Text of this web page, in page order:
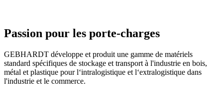
Passion pour les porte-charges
GEBHARDT développe et produit une gamme de matériels
standard spécifiques de stockage et transport à l'industrie en bois,
métal et plastique pour l‘intralogistique et l‘extralogistique dans
l'industrie et le commerce.